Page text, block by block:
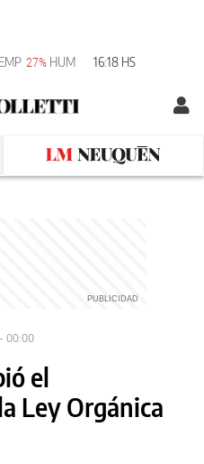
27% HUM 16:18 HS
- 00:00
el
Ley Orgánica